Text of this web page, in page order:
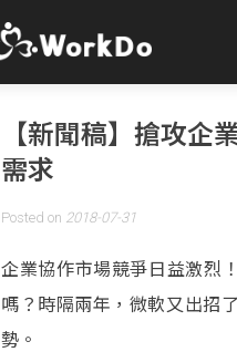
【新聞稿】搶攻企
需求
Posted on 2018-07-31
企業協作市場競爭日益激烈
嗎？時隔兩年，微軟又出招
勢。